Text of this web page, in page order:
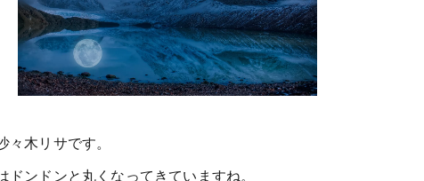
木リサです。
ンドンと丸くなってきていますね。